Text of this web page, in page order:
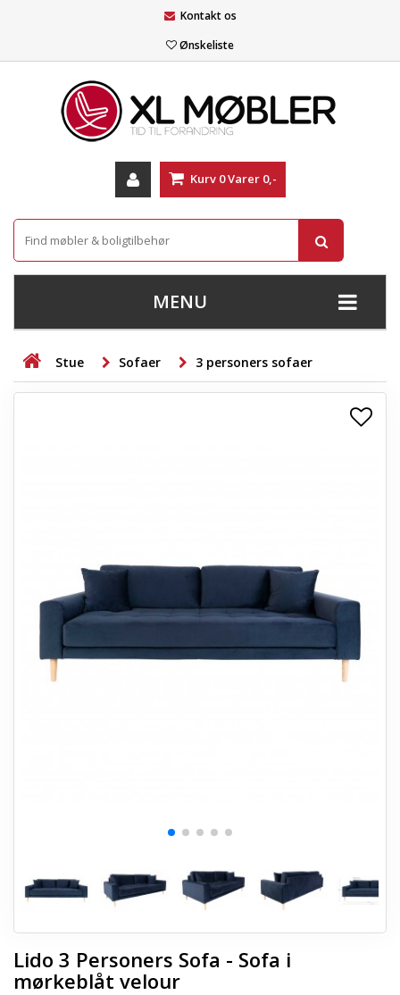
Kontakt os
Ønskeliste
Kurv 0Varer 0,-
MENU
+
STUE
+
ENTREMØBLER
HAVEMØBLER
Stue Sofaer 3 personers sofaer
Lido 3 Personers Sofa - Sofa i
mørkeblåt velour